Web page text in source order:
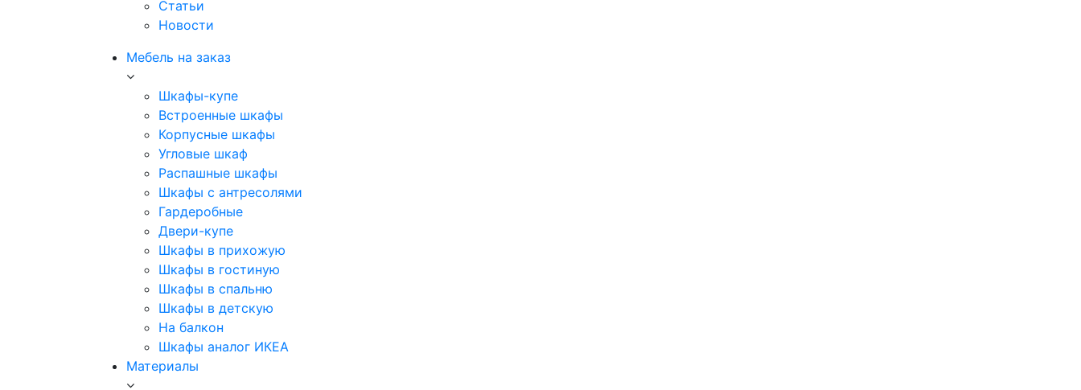
Статьи
Новости
Мебель на заказ
Шкафы-купе
Встроенные шкафы
Корпусные шкафы
Угловые шкаф
Распашные шкафы
Шкафы с антресолями
Гардеробные
Двери-купе
Шкафы в прихожую
Шкафы в гостиную
Шкафы в спальню
Шкафы в детскую
На балкон
Шкафы аналог ИКЕА
Материалы